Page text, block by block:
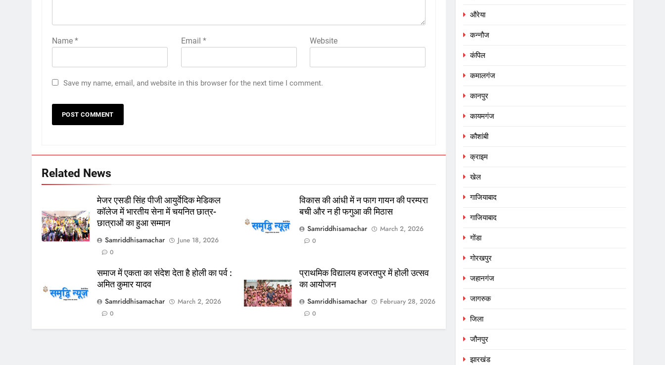
Name * Email * Website
Save my name, email, and website in this browser for the next time I comment.
Related News
मेजर एसडी सिंह पीजी आयुर्वेदिक मेडिकल
कॉलेज में भारतीय सेना में चयनित छात्र-
छात्राओं का हुआ सम्मान
Samriddhisamachar
June 18, 2026
0
विकास की आंधी में न फाग गायन की परम्परा
बची और न ही फगुआ की मिठास
Samriddhisamachar
March 2, 2026
0
समाज में एकता का संदेश देता है होली का पर्व :
अमित कुमार यादव
Samriddhisamachar
March 2, 2026
0
प्राथमिक विद्यालय हजरतपुर में होली उत्सव
का आयोजन
Samriddhisamachar
February 28, 2026
0
औरेया
कन्नौज
कंपिल
कमालगंज
कानपुर
कायमगंज
कौशांबी
क्राइम
खेल
गाजियाबाद
गाजियाबाद
गोंडा
गोरखपुर
जहानगंज
जागरुक
जिला
जौनपुर
झारखंड